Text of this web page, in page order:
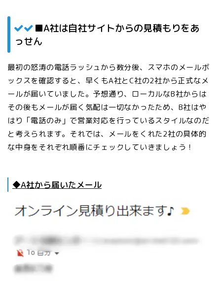
■A社は自社サイトからの見積もりをあ
っせん
最初の怒涛の電話ラッシュから数分後、スマホのメールボ
ックスを確認すると、早くもA社とC社の2社から正式なメ
ールが届いていました。予想通り、ローカルなB社からは
その後もメールが届く気配は一切なかったため、B社はや
はり「電話のみ」で営業対応を行っているスタイルなのだ
と考えられます。それでは、メールをくれた2社の具体的
な中身をそれぞれ順番にチェックしていきましょう！
◆A社から届いたメール